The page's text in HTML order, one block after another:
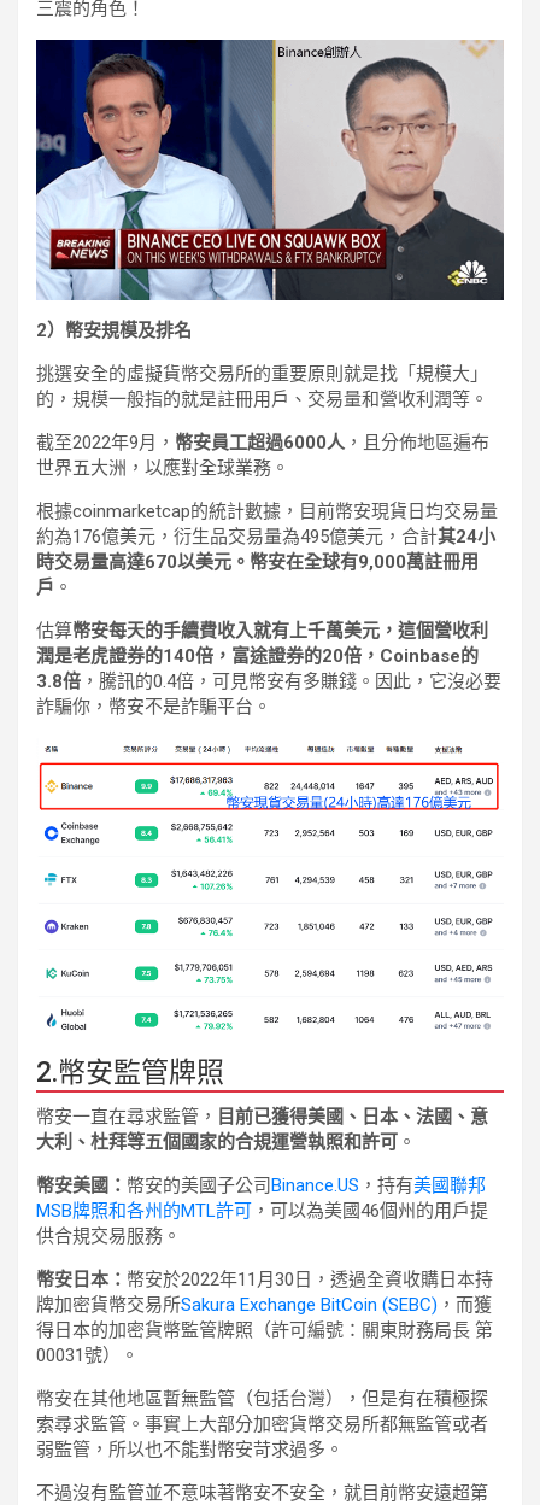
三震的角色！
2）幣安規模及排名
挑選安全的虛擬貨幣交易所的重要原則就是找「規模大」
的，規模一般指的就是註冊用戶、交易量和營收利潤等。
截至2022年9月， 幣安員工超過6000人 ，且分佈地區遍布
世界五大洲，以應對全球業務。
根據coinmarketcap的統計數據，目前幣安現貨日均交易量
約為176億美元，衍生品交易量為495億美元，合計其24小
時交易量高達670以美元。幣安在全球有9,000萬註冊用
戶 。
估算幣安每天的手續費收入就有上千萬美元，這個營收利
潤是老虎證券的140倍，富途證券的20倍，Coinbase的
3.8倍 ，騰訊的0.4倍，可見幣安有多賺錢。因此，它沒必要
詐騙你，幣安不是詐騙平台。
2.幣安監管牌照
幣安一直在尋求監管， 目前已獲得美國、日本、法國、意
大利、杜拜等五個國家的合規運營執照和許可 。
幣安美國： 幣安的美國子公司Binance.US ，持有美國聯邦
MSB牌照和各州的MTL許可 ，可以為美國46個州的用戶提
供合規交易服務。
幣安日本： 幣安於2022年11月30日，透過全資收購日本持
牌加密貨幣交易所Sakura Exchange BitCoin (SEBC) ，而獲
得日本的加密貨幣監管牌照（許可編號：關東財務局長 第
00031號）。
幣安在其他地區暫無監管（包括台灣），但是有在積極探
索尋求監管。事實上大部分加密貨幣交易所都無監管或者
弱監管，所以也不能對幣安苛求過多。
不過沒有監管並不意味著幣安不安全，就目前幣安遠超第